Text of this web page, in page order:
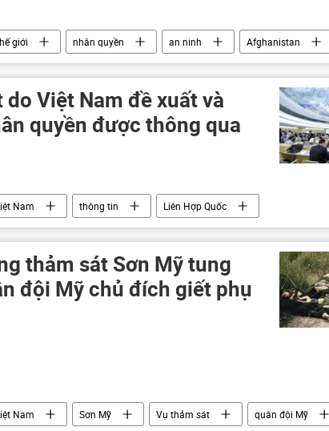
giới nhân quyền an ninh
Afghanistan
do Việt Nam đề xuất và
quyền được thông qua
Nam thông tin Liên Hợp Quốc
thảm sát Sơn Mỹ tung
đội Mỹ chủ đích giết phụ
Nam Sơn Mỹ Vụ thảm sát quân đội Mỹ